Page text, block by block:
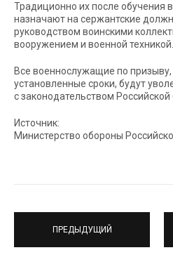
Традиционно их после обучения
назначают на сержантские
руководством воинскими
вооружением и военной техникой.
Все военнослужащие по
установленные сроки, будут
с законодательством
Источник:
Министерство обороны
ПРЕДЫДУЩИЙ